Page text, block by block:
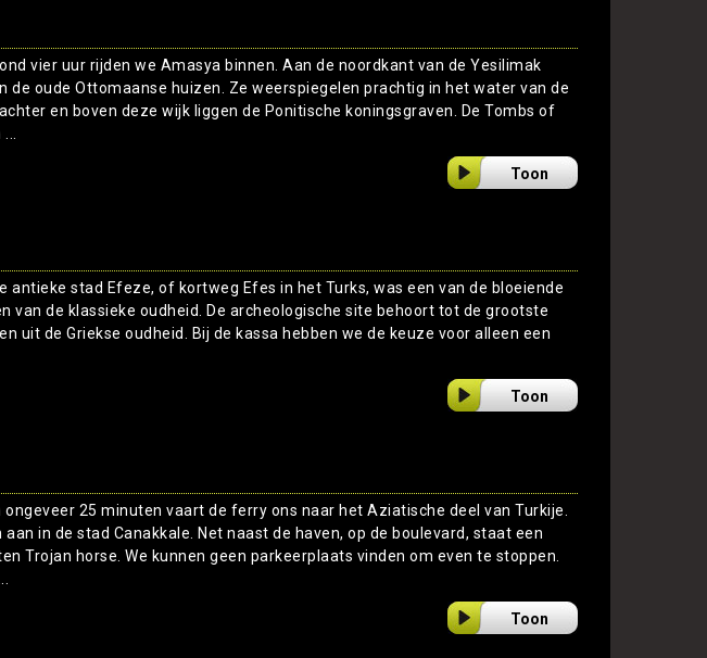
vier uur rijden we Amasya binnen. Aan de noordkant van de Yesilimak
de oude Ottomaanse huizen. Ze weerspiegelen prachtig in het water van de
en boven deze wijk liggen de Ponitische koningsgraven. De Tombs of
Toon
antieke stad Efeze, of kortweg Efes in het Turks, was een van de bloeiende
van de klassieke oudheid. De archeologische site behoort tot de grootste
uit de Griekse oudheid. Bij de kassa hebben we de keuze voor alleen een
Toon
ongeveer 25 minuten vaart de ferry ons naar het Aziatische deel van Turkije.
aan in de stad Canakkale. Net naast de haven, op de boulevard, staat een
Trojan horse. We kunnen geen parkeerplaats vinden om even te stoppen.
Toon